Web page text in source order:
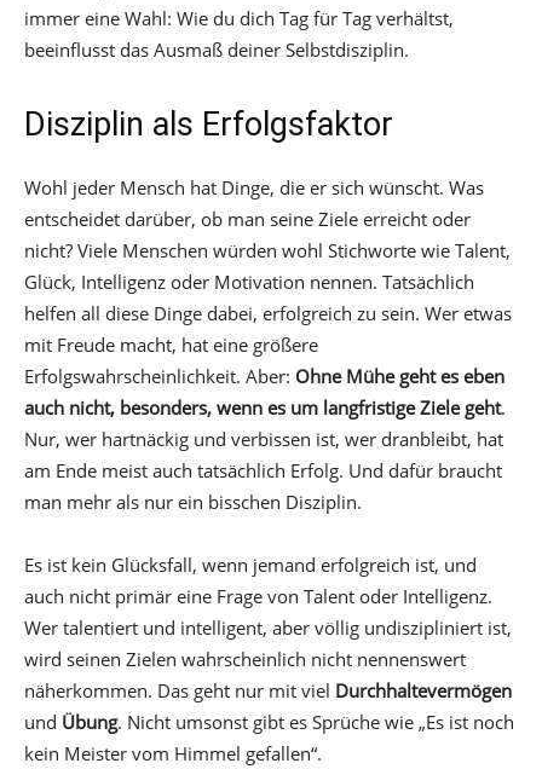
immer eine Wahl: Wie du dich Tag für Tag verhältst,
beeinflusst das Ausmaß deiner Selbstdisziplin.
Disziplin als Erfolgsfaktor
Wohl jeder Mensch hat Dinge, die er sich wünscht. Was
entscheidet darüber, ob man seine Ziele erreicht oder
nicht? Viele Menschen würden wohl Stichworte wie Talent,
Glück, Intelligenz oder Motivation nennen. Tatsächlich
helfen all diese Dinge dabei, erfolgreich zu sein. Wer etwas
mit Freude macht, hat eine größere
Erfolgswahrscheinlichkeit. Aber: Ohne Mühe geht es eben
auch nicht, besonders, wenn es um langfristige Ziele geht.
Nur, wer hartnäckig und verbissen ist, wer dranbleibt, hat
am Ende meist auch tatsächlich Erfolg. Und dafür braucht
man mehr als nur ein bisschen Disziplin.
Es ist kein Glücksfall, wenn jemand erfolgreich ist, und
auch nicht primär eine Frage von Talent oder Intelligenz.
Wer talentiert und intelligent, aber völlig undiszipliniert ist,
wird seinen Zielen wahrscheinlich nicht nennenswert
näherkommen. Das geht nur mit viel Durchhaltevermögen
und Übung. Nicht umsonst gibt es Sprüche wie „Es ist noch
kein Meister vom Himmel gefallen“.